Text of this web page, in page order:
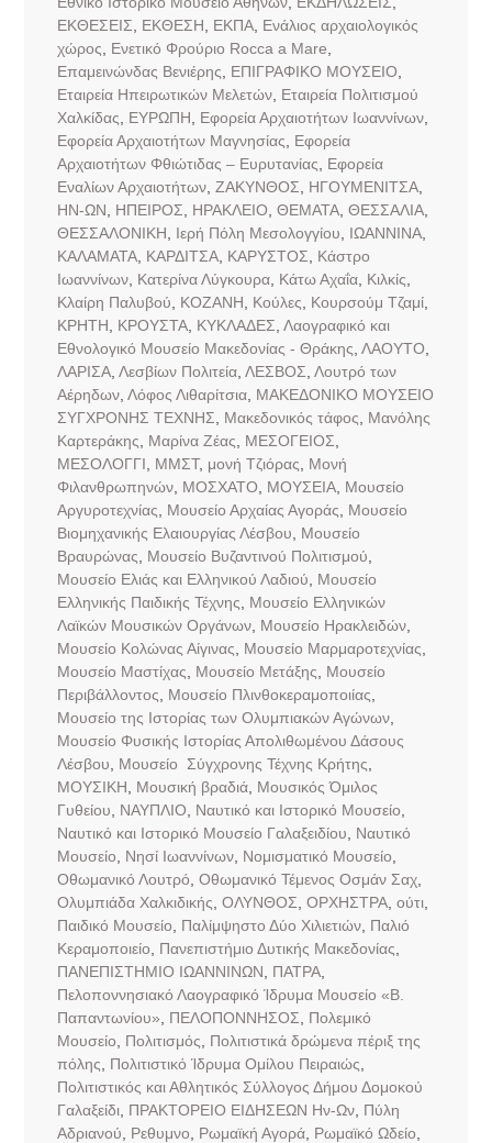
ΕΚΘΕΣΕΙΣ
ΕΚΘΕΣΗ ΕΚΠΑ, Ενάλιος αρχαιολογικός
χώρος
Ενετικό Φρούριο Rocca a Mare
Επαμεινώνδας Βενιέρης
ΕΠΙΓΡΑΦΙΚΟ ΜΟΥΣΕΙΟ
Εταιρεία Ηπειρωτικών Μελετών, Εταιρεία Πολιτισμού
Χαλκίδας
ΕΥΡΩΠΗ Εφορεία Αρχαιοτήτων Ιωαννίνων,
Εφορεία Αρχαιοτήτων Μαγνησίας
Εφορεία
Αρχαιοτήτων Φθιώτιδας – Ευρυτανίας
Εφορεία
Εναλίων Αρχαιοτήτων, ΖΑΚΥΝΘΟΣ ΗΓΟΥΜΕΝΙΤΣΑ,
ΗΝ-ΩΝ
ΗΠΕΙΡΟΣ ΗΡΑΚΛΕΙΟ ΘΕΜΑΤΑ, ΘΕΣΣΑΛΙΑ,
ΘΕΣΣΑΛΟΝΙΚΗ
Ιερή Πόλη Μεσολογγίου ΙΩΑΝΝΙΝΑ,
ΚΑΛΑΜΑΤΑ, ΚΑΡΔΙΤΣΑ, ΚΑΡΥΣΤΟΣ
Κάστρο
Ιωαννίνων, Κατερίνα Λύγκουρα, Κάτω Αχαΐα, Κιλκίς
Κλαίρη Παλυβού
ΚΟΖΑΝΗ Κούλες Κουρσούμ Τζαμί,
ΚΡΗΤΗ
ΚΡΟΥΣΤΑ, ΚΥΚΛΑΔΕΣ Λαογραφικό και
Εθνολογικό Μουσείο Μακεδονίας - Θράκης ΛΑΟΥΤΟ
ΛΑΡΙΣΑ, Λεσβίων Πολιτεία, ΛΕΣΒΟΣ Λουτρό των
Αέρηδων, Λόφος Λιθαρίτσια, ΜΑΚΕΔΟΝΙΚΟ ΜΟΥΣΕΙΟ
ΣΥΓΧΡΟΝΗΣ ΤΕΧΝΗΣ
Μακεδονικός τάφος
Μανόλης
Καρτεράκης
Μαρίνα Ζέας ΜΕΣΟΓΕΙΟΣ
ΜΕΣΟΛΟΓΓΙ
ΜΜΣΤ, μονή Τζιόρας
Μονή
Φιλανθρωπηνών, ΜΟΣΧΑΤΟ ΜΟΥΣΕΙΑ, Μουσείο
Αργυροτεχνίας
Μουσείο Αρχαίας Αγοράς
Μουσείο
Βιομηχανικής Ελαιουργίας Λέσβου
Μουσείο
Βραυρώνας
Μουσείο Βυζαντινού Πολιτισμού
Μουσείο Ελιάς και Ελληνικού Λαδιού
Μουσείο
Ελληνικής Παιδικής Τέχνης
Μουσείο Ελληνικών
Λαϊκών Μουσικών Οργάνων, Μουσείο Ηρακλειδών,
Μουσείο Κολώνας Αίγινας
Μουσείο Μαρμαροτεχνίας
Μουσείο Μαστίχας
Μουσείο Μετάξης
Μουσείο
Περιβάλλοντος
Μουσείο Πλινθοκεραμοποιίας
Μουσείο της Ιστορίας των Ολυμπιακών Αγώνων,
Μουσείο Φυσικής Ιστορίας Απολιθωμένου Δάσους
Λέσβου
Μουσείο Σύγχρονης Τέχνης Κρήτης
ΜΟΥΣΙΚΗ
Μουσική βραδιά, Μουσικός Όμιλος
Γυθείου
ΝΑΥΠΛΙΟ Ναυτικό και Ιστορικό Μουσείο
Ναυτικό και Ιστορικό Μουσείο Γαλαξειδίου
Ναυτικό
Μουσείο
Νησί Ιωαννίνων, Νομισματικό Μουσείο
Οθωμανικό Λουτρό Οθωμανικό Τέμενος Οσμάν Σαχ,
Ολυμπιάδα Χαλκιδικής ΟΛΥΝΘΟΣ ΟΡΧΗΣΤΡΑ, ούτι,
Παιδικό Μουσείο
Παλίμψηστο Δύο Χιλιετιών, Παλιό
Κεραμοποιείο
Πανεπιστήμιο Δυτικής Μακεδονίας
ΠΑΝΕΠΙΣΤΗΜΙΟ ΙΩΑΝΝΙΝΩΝ
ΠΑΤΡΑ,
Πελοποννησιακό Λαογραφικό Ίδρυμα Μουσείο «Β.
Παπαντωνίου»
ΠΕΛΟΠΟΝΝΗΣΟΣ
Πολεμικό
Μουσείο
Πολιτισμός
Πολιτιστικά δρώμενα πέριξ της
πόλης
Πολιτιστικό Ίδρυμα Ομίλου Πειραιώς
Πολιτιστικός και Αθλητικός Σύλλογος Δήμου Δομοκού
Γαλαξείδι, ΠΡΑΚΤΟΡΕΙΟ ΕΙΔΗΣΕΩΝ Ην-Ων, Πύλη
Αδριανού
Ρεθυμνο Ρωμαϊκή Αγορά, Ρωμαϊκό Ωδείο